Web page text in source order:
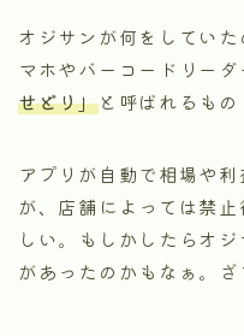
オジサンが何をしてい
マホやバーコードリー
せどり」と呼ばれるもの
アプリが自動で相場や
が、店舗によっては禁
しい。もしかしたらオ
があったのかもなぁ。ざ